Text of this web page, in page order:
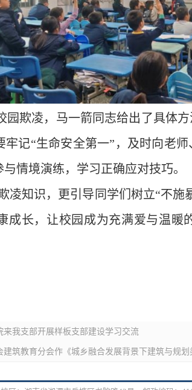
欺凌，马一箭同志给出了具体
记“生命安全第一”，及时向老
情境演练，学习正确应对技巧。
凌知识，更引导同学们树立“不
成长，让校园成为充满爱与温暖
我支部开展样板支部建设学习交流
筑教育分会作《城乡融合发展背景下建筑与规